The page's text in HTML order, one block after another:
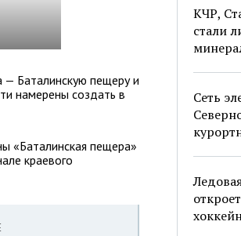
КЧР,
стали
Сеть
— Баталинскую пещеру и
намерены создать в
«Баталинская пещера»
краевого